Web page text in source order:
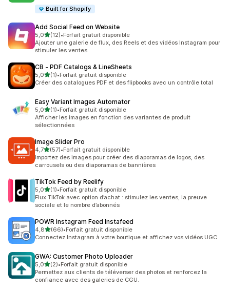
Built for Shopify
Add Social Feed on Website
5,0étoile(s) sur 5
(12)
12 avis au total
•Forfait gratuit disponible
Ajouter une galerie de flux, des Reels et des vidéos Instagram pour
stimuler les ventes.
CB ‑ PDF Catalogs & LineSheets
5,0étoile(s) sur 5
(1)
1 avis au total
•Forfait gratuit disponible
Créer des catalogues PDF et des flipbooks avec un contrôle total
Easy Variant Images Automator
5,0étoile(s) sur 5
(1)
1 avis au total
•Forfait gratuit disponible
Afficher les images en fonction des variantes de produit
sélectionnées
Image Slider Pro
4,7étoile(s) sur 5
(57)
57 avis au total
•Forfait gratuit disponible
Importez des images pour créer des diaporamas de logos, des
carrousels ou des diaporamas de bannières
TikTok Feed by Reelify
5,0étoile(s) sur 5
(1)
1 avis au total
•Forfait gratuit disponible
Flux TikTok avec option d’achat : stimulez les ventes, la preuve
sociale et le nombre d’abonnés
POWR Instagram Feed Instafeed
4,8étoile(s) sur 5
(66)
66 avis au total
•Forfait gratuit disponible
Connectez Instagram à votre boutique et affichez vos vidéos UGC
GWA: Customer Photo Uploader
5,0étoile(s) sur 5
(2)
2 avis au total
•Forfait gratuit disponible
Permettez aux clients de téléverser des photos et renforcez la
confiance avec des galeries de CGU.